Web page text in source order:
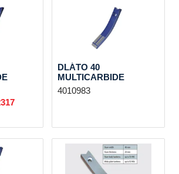
DLÁTO 40
MULTICARBIDE
4010983